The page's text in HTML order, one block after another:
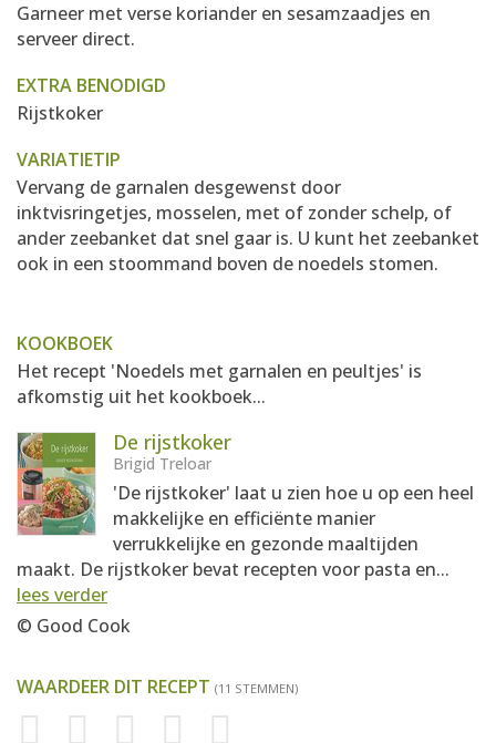
Garneer met verse koriander en sesamzaadjes en
serveer direct.
EXTRA BENODIGD
Rijstkoker
VARIATIETIP
Vervang de garnalen desgewenst door
inktvisringetjes, mosselen, met of zonder schelp, of
ander zeebanket dat snel gaar is. U kunt het zeebanket
ook in een stoommand boven de noedels stomen.
KOOKBOEK
Het recept 'Noedels met garnalen en peultjes' is
afkomstig uit het kookboek...
De rijstkoker
Brigid Treloar
'De rijstkoker' laat u zien hoe u op een heel
makkelijke en efficiënte manier
verrukkelijke en gezonde maaltijden
maakt. De rijstkoker bevat recepten voor pasta en...
lees verder
© Good Cook
WAARDEER DIT RECEPT (11 STEMMEN)